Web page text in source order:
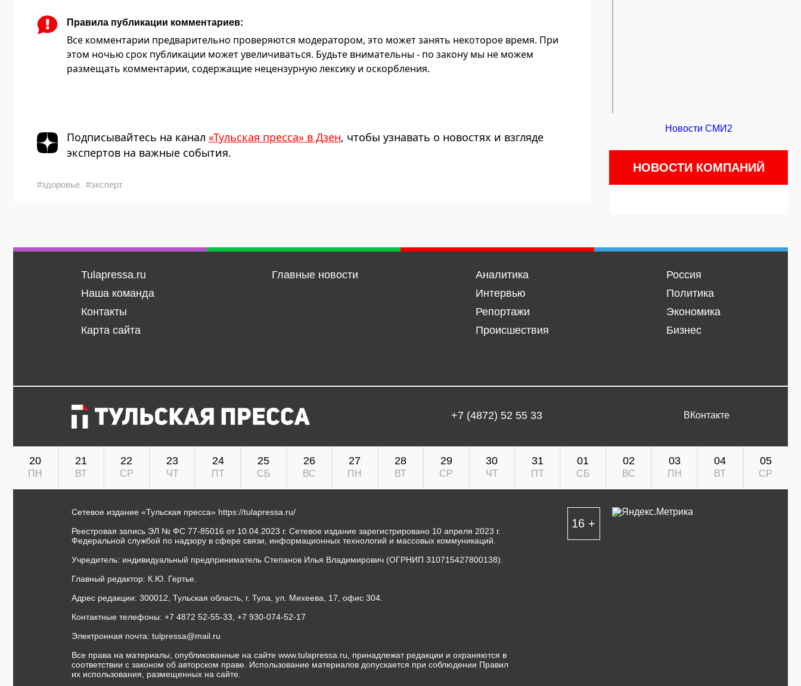
Правила публикации комментариев:
Все комментарии предварительно проверяются модератором, это может занять некоторое время. При
этом ночью срок публикации может увеличиваться. Будьте внимательны - по закону мы не можем
размещать комментарии, содержащие нецензурную лексику и оскорбления.
Подписывайтесь на канал «Тульская пресса» в Дзен, чтобы узнавать о новостях и взгляде
экспертов на важные события.
#здоровье #эксперт
Новости СМИ2
НОВОСТИ КОМПАНИЙ
Tulapressa.ru
Наша команда
Контакты
Карта сайта
Главные новости
Аналитика
Интервью
Репортажи
Происшествия
Россия
Политика
Экономика
Бизнес
+7 (4872) 52 55 33 ВКонтакте
20
ПН
21
ВТ
22
СР
23
ЧТ
24
ПТ
25
СБ
26
ВС
27
ПН
28
ВТ
29
СР
30
ЧТ
31
ПТ
01
СБ
02
ВС
03
ПН
04
ВТ
05
СР
Сетевое издание «Тульская пресса» https://tulapressa.ru/
Реестровая запись ЭЛ № ФС 77-85016 от 10.04.2023 г. Сетевое издание зарегистрировано 10 апреля 2023 г.
Федеральной службой по надзору в сфере связи, информационных технологий и массовых коммуникаций.
Учредитель: индивидуальный предприниматель Степанов Илья Владимирович (ОГРНИП 310715427800138).
Главный редактор: К.Ю. Гертье.
Адрес редакции: 300012, Тульская область, г. Тула, ул. Михеева, 17, офис 304.
Контактные телефоны: +7 4872 52-55-33, +7 930-074-52-17
Электронная почта: tulpressa@mail.ru
Все права на материалы, опубликованные на сайте www.tulapressa.ru, принадлежат редакции и охраняются в
соответствии с законом об авторском праве. Использование материалов допускается при соблюдении Правил
их использования, размещенных на сайте.
16 +